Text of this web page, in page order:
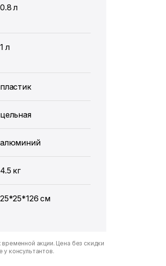
0.8 л
1 л
пластик
цельная
алюминий
4.5 кг
25*25*126 см
акции. Цена без скидки
у консультантов.